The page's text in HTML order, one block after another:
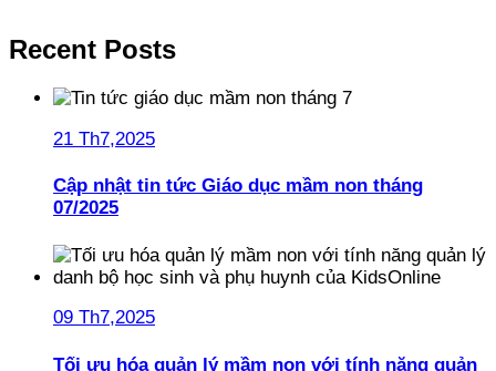
Recent Posts
21 Th7,2025
Cập nhật tin tức Giáo dục mầm non tháng
07/2025
09 Th7,2025
Tối ưu hóa quản lý mầm non với tính năng quản